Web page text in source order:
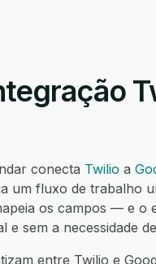
conecta Twilio a
um fluxo de trabalho
os campos — e o
sem a necessidade
entre Twilio e